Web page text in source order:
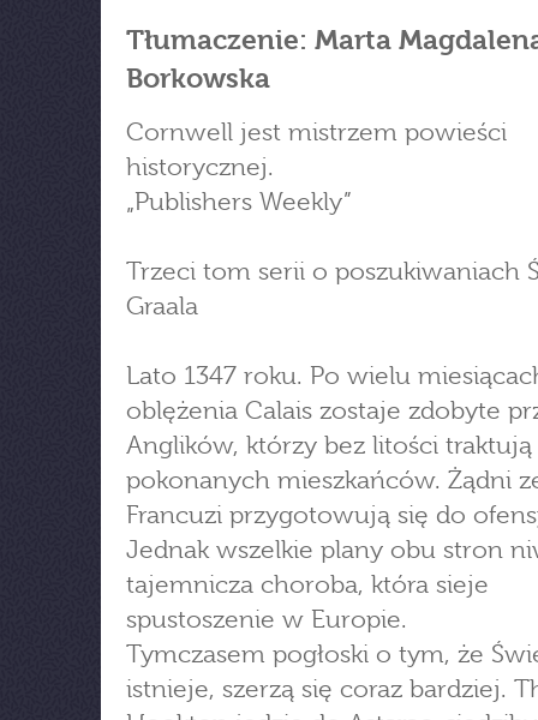
Tłumaczenie: Marta
Borkowska
Cornwell jest mistrzem powieści
historycznej.
„Publishers Weekly”
Trzeci tom serii o poszukiwaniach
Graala
Lato 1347 roku. Po wielu
oblężenia Calais zostaje zdobyte
Anglików, którzy bez litości traktują
pokonanych mieszkańców. Żądni
Francuzi przygotowują się do
Jednak wszelkie plany obu stron
tajemnicza choroba, która sieje
spustoszenie w Europie.
Tymczasem pogłoski o tym, że
istnieje, szerzą się coraz bardziej.